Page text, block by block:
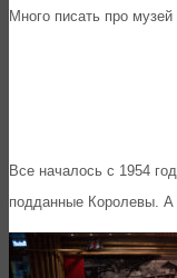
Много писать про
Все началось с 1954
подданные Королевы. А